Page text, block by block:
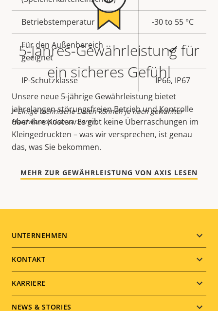
Betriebstemperatur -30 to 55 °C
Für den Außenbereich
geeignet
Ja
IP-Schutzklasse IP66, IP67
* Einige technische Daten können je nach gewählter
Hardwareoption variieren.
5-Jahres-Gewährleistung für
ein sicheres Gefühl
Unsere neue 5-jährige Gewährleistung bietet
jahrelangen störungsfreien Betrieb und Kontrolle
über Ihre Kosten. Es gibt keine Überraschungen im
Kleingedruckten – was wir versprechen, ist genau
das, was Sie bekommen.
MEHR ZUR GEWÄHRLEISTUNG VON AXIS LESEN
Footer
menu
UNTERNEHMEN
KONTAKT
KARRIERE
NEWS & STORIES